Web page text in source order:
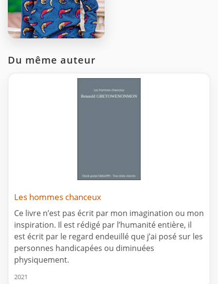
Du même auteur
Les hommes chanceux
Ce livre n’est pas écrit par mon imagination ou mon
inspiration. Il est rédigé par l’humanité entière, il
est écrit par le regard endeuillé que j’ai posé sur les
personnes handicapées ou diminuées
physiquement.
2021